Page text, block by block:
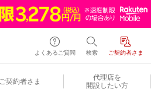
よくあるご質問 検索 ご契約者さま
ご契約者さま
代理店を
開設したい方